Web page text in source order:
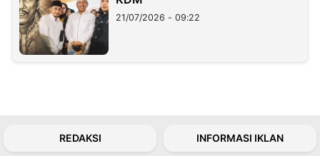
21/07/2026 - 09:22
REDAKSI INFORMASI IKLAN